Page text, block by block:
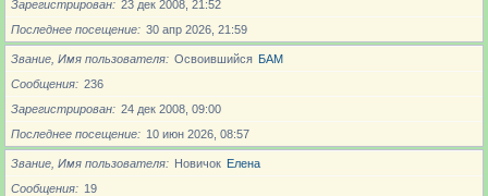
Зарегистрирован
23 дек 2008, 21:52
Последнее посещение
30 апр 2026, 21:59
Звание, Имя пользователя Освоившийся БАМ
Сообщения
236
Зарегистрирован
24 дек 2008, 09:00
Последнее посещение
10 июн 2026, 08:57
Звание, Имя пользователя Новичoк Елена
Сообщения
19